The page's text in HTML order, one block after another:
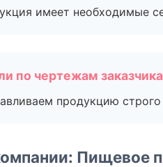
имеет необходимые
по чертежам
продукцию
Пищевое